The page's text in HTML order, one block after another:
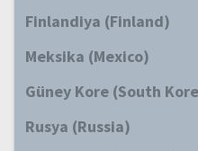
Finlandiya (Finland)
Meksika (Mexico)
Güney Kore (South
Rusya (Russia)